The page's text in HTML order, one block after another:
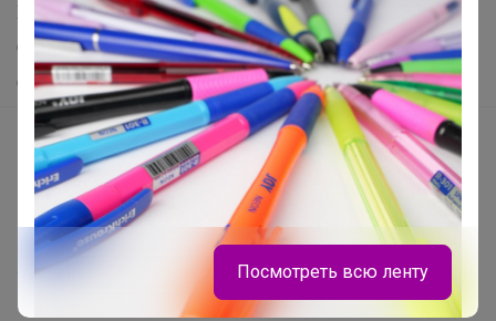
Хиты продаж
Самое желанное
Самое быстрое
Начать зарабатывать с 24-ok
Picabox.ru - Лучшее место для ваших изображений
Розыгрыш - Генератор случайных чисел
Пульс нашего маркетплейса
Укорачиватель ссылок
Посмотреть всю ленту